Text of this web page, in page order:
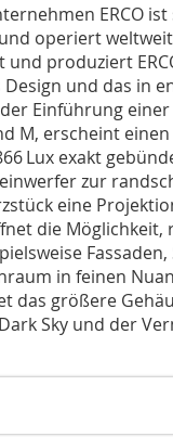
ERCO
operiert
produziert
und das in
Einführung
M, erscheint
Lux exakt
zur
eine
die Möglichkeit,
in feinen
das größere
Sky und der